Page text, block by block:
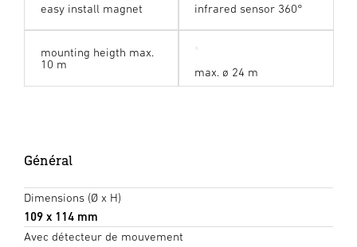
easy install magnet infrared sensor 360°
mounting heigth max.
10 m
max. ø 24 m
Général
Dimensions (Ø x H)
109 x 114 mm
Avec détecteur de mouvement